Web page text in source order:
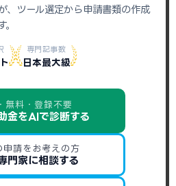
、ツール選定から申請書類の作成
専門記事数
日本最大級
無料・登録不要
金をAIで診断する
申請をお考えの方
門家に相談する